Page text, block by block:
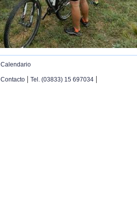
Calendario
Contacto | Tel. (03833) 15 697034 |